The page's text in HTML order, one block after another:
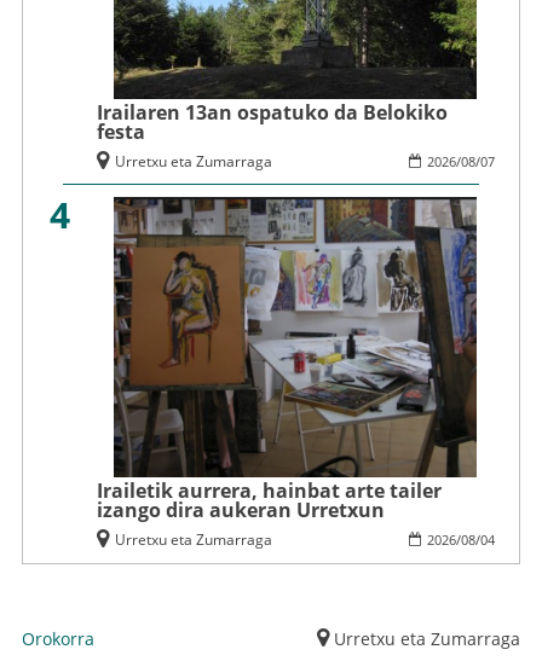
Irailaren 13an ospatuko da Belokiko
festa
2026/08/07
Urretxu eta Zumarraga
4
Irailetik aurrera, hainbat arte tailer
izango dira aukeran Urretxun
2026/08/04
Urretxu eta Zumarraga
Orokorra Urretxu eta Zumarraga